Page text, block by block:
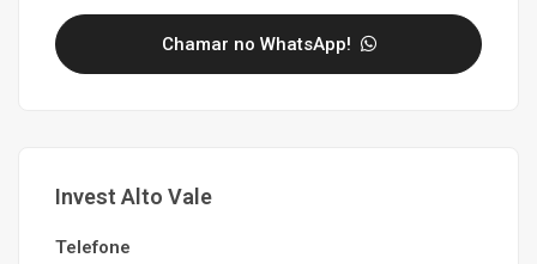
Chamar no WhatsApp!
Invest Alto Vale
Telefone